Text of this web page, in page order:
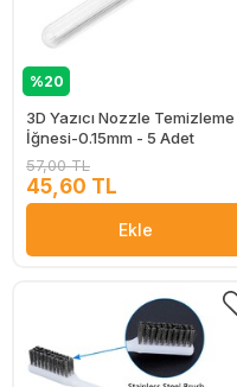
%20
3D Yazıcı Nozzle Temizleme
İğnesi-0.15mm - 5 Adet
57,00 TL
45,60 TL
Ekle